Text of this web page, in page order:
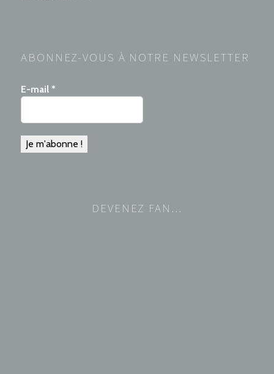
ABONNEZ-VOUS À NOTRE NEWSLETTER
E-mail *
DEVENEZ FAN…